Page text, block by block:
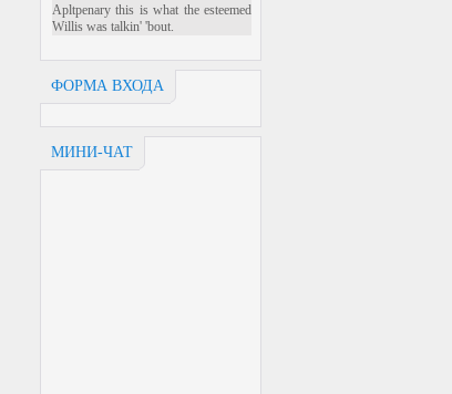
Apltpenary this is what the esteemed
Willis was talkin' 'bout.
ФОРМА ВХОДА
МИНИ-ЧАТ